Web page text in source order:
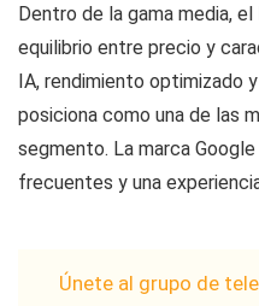
Dentro de la gama media,
equilibrio entre precio y
IA, rendimiento optimizado
posiciona como una de las
segmento. La marca
frecuentes y una
Únete al grupo de